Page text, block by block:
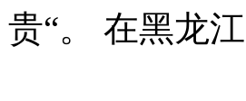
贵“。 在黑龙